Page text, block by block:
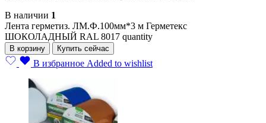
В наличии 1
Лента герметиз. ЛМ.Ф.100мм*3 м Герметекс
ШОКОЛАДНЫЙ RAL 8017 quantity
В корзину Купить сейчас
В избранное Added to wishlist